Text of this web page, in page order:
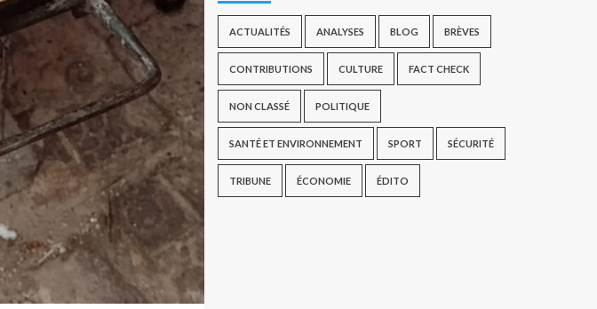
ACTUALITÉS ANALYSES BLOG BRÈVES
CONTRIBUTIONS CULTURE FACT CHECK
NON CLASSÉ POLITIQUE
SANTÉ ET ENVIRONNEMENT SPORT SÉCURITÉ
TRIBUNE ÉCONOMIE ÉDITO